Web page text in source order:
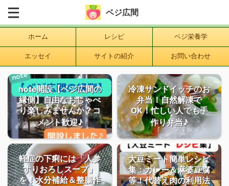
ベジ広間
ホーム レシピ ベジ栄養学
エッセイ サイトの紹介 お問い合わせ
note開設【ベジ広間の
縁側】自由なおしゃべ
り楽しみませんか？コ
メント歓迎♪
冷凍サンドイッチのお
弁当！自然解凍で
OK！忙しい人でも手
作り弁当♪
軽症の下痢には「人参
すりおろしスープ」
を！水分補給＆整腸作
大豆ミート簡単レシピ
集：カレー＆麻婆豆腐
等！代替え肉の利用法